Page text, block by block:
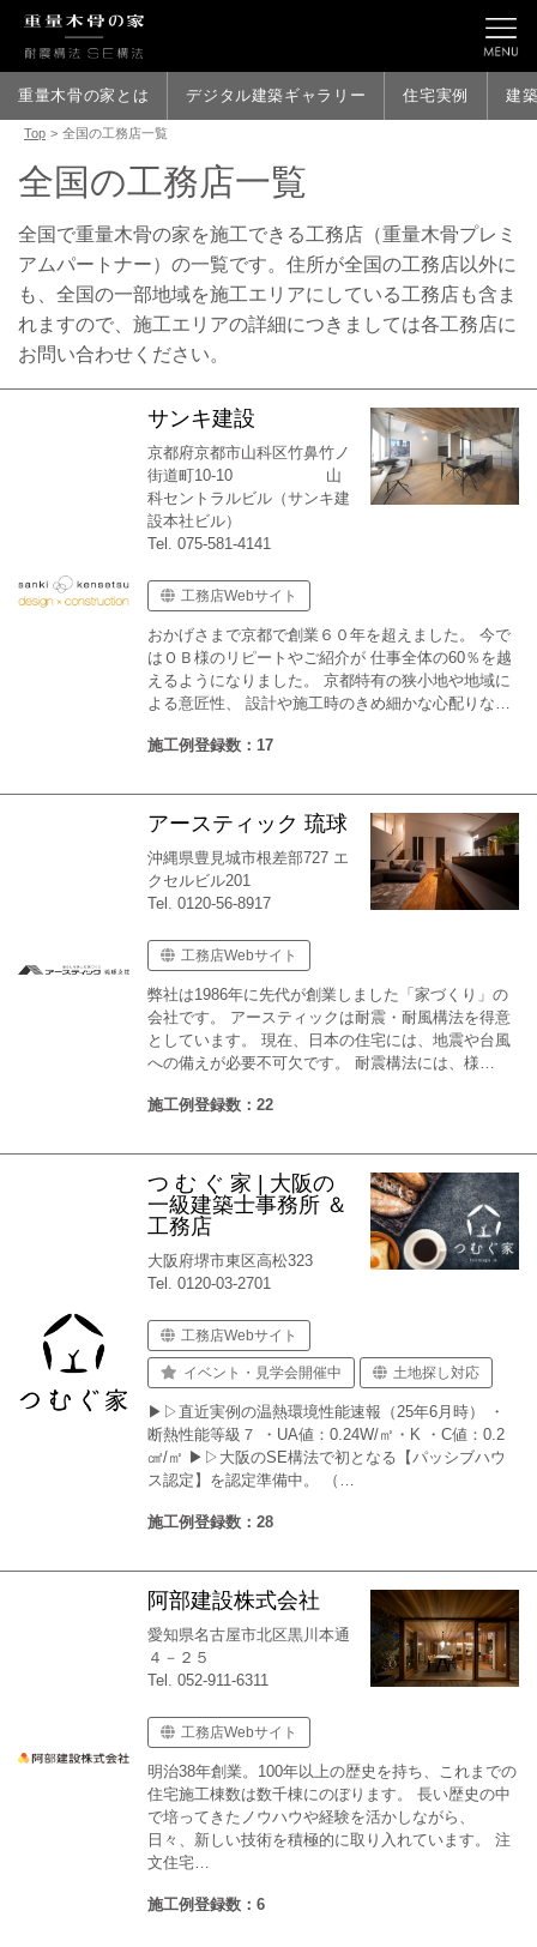
重量木骨の家とは デジタル建築ギャラリー 住宅実例 建
Top > 全国の工務店一覧
全国の工務店一覧
全国で重量木骨の家を施工できる工務店（重量木骨プレミ
アムパートナー）の一覧です。住所が全国の工務店以外に
も、全国の一部地域を施工エリアにしている工務店も含ま
れますので、施工エリアの詳細につきましては各工務店に
お問い合わせください。
サンキ建設
京都府京都市山科区竹鼻竹ノ
街道町10-10 山
科セントラルビル（サンキ建
設本社ビル）
Tel. 075-581-4141
工務店Webサイト
おかげさまで京都で創業６０年を超えました。 今で
はＯＢ様のリピートやご紹介が 仕事全体の60％を越
えるようになりました。 京都特有の狭小地や地域に
よる意匠性、 設計や施工時のきめ細かな心配りな…
施工例登録数：17
アースティック 琉球
沖縄県豊見城市根差部727 エ
クセルビル201
Tel. 0120-56-8917
工務店Webサイト
弊社は1986年に先代が創業しました「家づくり」の
会社です。 アースティックは耐震・耐風構法を得意
としています。 現在、日本の住宅には、地震や台風
への備えが必要不可欠です。 耐震構法には、様…
施工例登録数：22
つ む ぐ 家 | 大阪の
一級建築士事務所 ＆
工務店
大阪府堺市東区高松323
Tel. 0120-03-2701
工務店Webサイト
イベント・見学会開催中 土地探し対応
▶▷直近実例の温熱環境性能速報（25年6月時） ・
断熱性能等級７ ・UA値：0.24W/㎡・K ・C値：0.2
㎠/㎡ ▶▷大阪のSE構法で初となる【パッシブハウ
ス認定】を認定準備中。 （…
施工例登録数：28
阿部建設株式会社
愛知県名古屋市北区黒川本通
４－２５
Tel. 052-911-6311
工務店Webサイト
明治38年創業。100年以上の歴史を持ち、これまでの
住宅施工棟数は数千棟にのぼります。 長い歴史の中
で培ってきたノウハウや経験を活かしながら、
日々、新しい技術を積極的に取り入れています。 注
文住宅…
施工例登録数：6